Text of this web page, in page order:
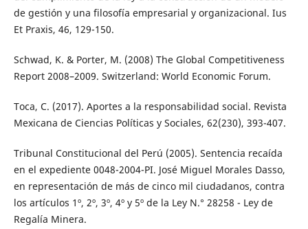
de gestión y una filosofía empresarial y organizacional. Ius
Et Praxis, 46, 129-150.
Schwad, K. & Porter, M. (2008) The Global Competitiveness
Report 2008–2009. Switzerland: World Economic Forum.
Toca, C. (2017). Aportes a la responsabilidad social. Revista
Mexicana de Ciencias Políticas y Sociales, 62(230), 393-407.
Tribunal Constitucional del Perú (2005). Sentencia recaída
en el expediente 0048-2004-PI. José Miguel Morales Dasso,
en representación de más de cinco mil ciudadanos, contra
los artículos 1º, 2º, 3º, 4º y 5º de la Ley N.° 28258 - Ley de
Regalía Minera.